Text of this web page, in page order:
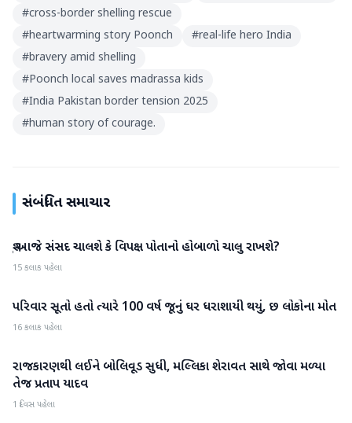
#cross-border shelling rescue
#heartwarming story Poonch #real-life hero India
#bravery amid shelling
#Poonch local saves madrassa kids
#India Pakistan border tension 2025
#human story of courage.
સંબંધિત સમાચાર
રાષ્ટ્રીય
શું આજે સંસદ ચાલશે કે વિપક્ષ પોતાનો હોબાળો ચાલુ રાખશે?
15 કલાક પહેલા
રાષ્ટ્રીય
પરિવાર સૂતો હતો ત્યારે 100 વર્ષ જૂનું ઘર ધરાશાયી થયું, છ લોકોના મોત
16 કલાક પહેલા
રાષ્ટ્રીય
રાજકારણથી લઈને બોલિવૂડ સુધી, મલ્લિકા શેરાવત સાથે જોવા મળ્યા
તેજ પ્રતાપ યાદવ
1 દિવસ પહેલા